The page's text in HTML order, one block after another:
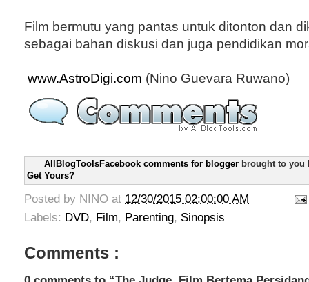
Film bermutu yang pantas untuk ditonton dan
sebagai bahan diskusi dan juga pendidikan
www.AstroDigi.com (Nino Guevara Ruwano)
AllBlogToolsFacebook comments for blogger brought to you
Get Yours?
Posted by NINO at 12/30/2015 02:00:00 AM
Labels: DVD, Film, Parenting, Sinopsis
Comments :